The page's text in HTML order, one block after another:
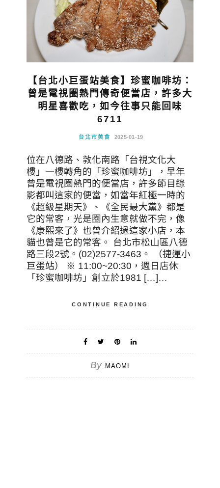
【台北小巨蛋站美食】珍蜜咖啡坊：
曾是電視圈熱門傳奇便當店，許多大
明星喜歡吃，如今往事只能回味
6711
台北市美食 2025-01-19
位在八德路、敦化南路「台視文化大
樓」一樓轉角的「珍蜜咖啡坊」，早年
曾是電視圈熱門的便當店，許多節目錄
影都叫這家的便當，如當年紅極一時的
《超級星期天》、《全民最大黨》都是
它的常客，光是圈內生意就做不完，像
《康熙來了》也曾介紹過這家小店，本
貓也曾是它的常客。 台北市松山區八德
路三段2號。(02)2577-3463。 （捷運小
巨蛋站） ※ 11:00~20:30，週日店休
「珍蜜咖啡坊」創立於1981 […]…
CONTINUE READING
By MAOMI